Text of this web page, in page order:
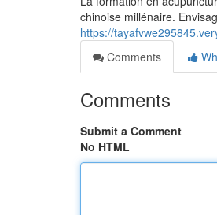
chinoise millénaire.
https://
Comments
Comments
Submit a Comment
No HTML